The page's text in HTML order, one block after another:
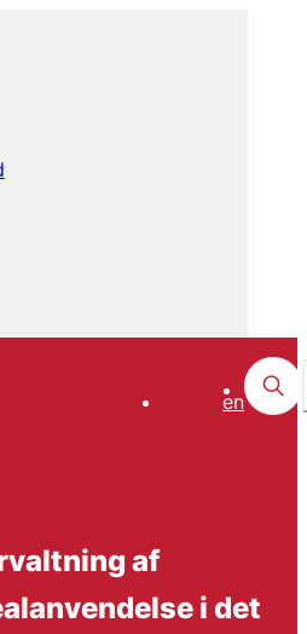
en
af
i det